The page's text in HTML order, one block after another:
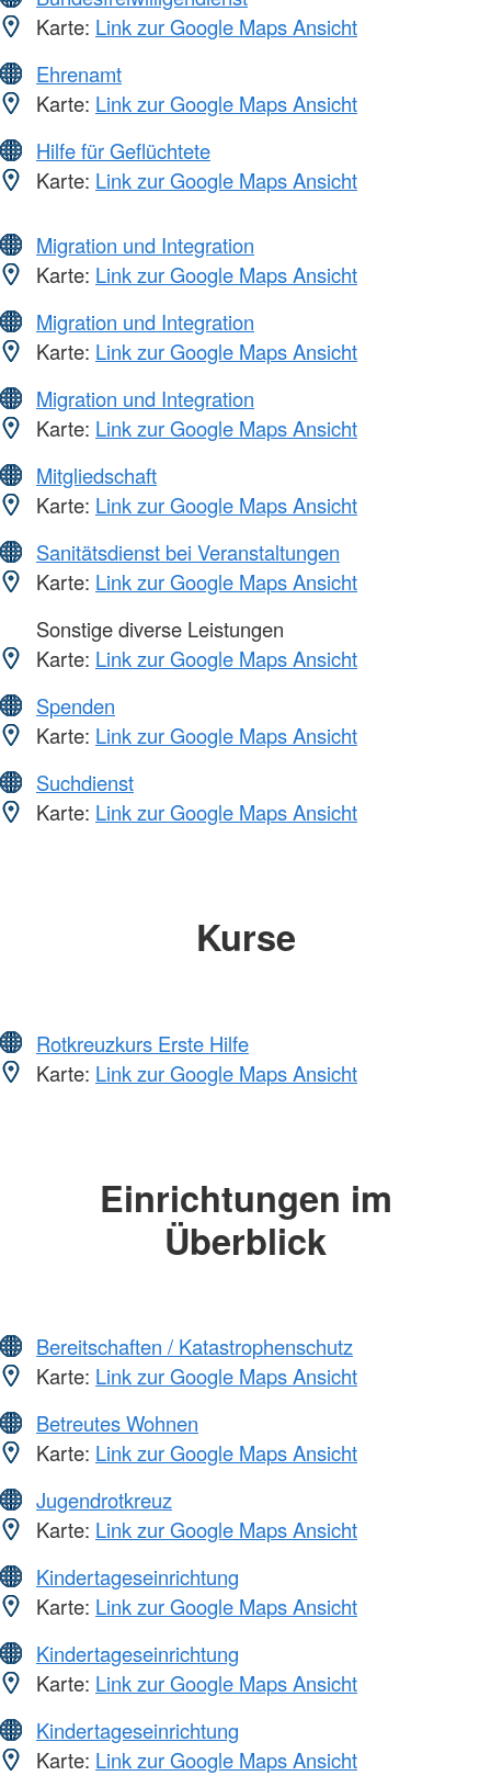
Karte: Link zur Google Maps Ansicht
Ehrenamt
Karte: Link zur Google Maps Ansicht
Hilfe für Geflüchtete
Karte: Link zur Google Maps Ansicht
Migration und Integration
Karte: Link zur Google Maps Ansicht
Migration und Integration
Karte: Link zur Google Maps Ansicht
Migration und Integration
Karte: Link zur Google Maps Ansicht
Mitgliedschaft
Karte: Link zur Google Maps Ansicht
Sanitätsdienst bei Veranstaltungen
Karte: Link zur Google Maps Ansicht
Sonstige diverse Leistungen
Karte: Link zur Google Maps Ansicht
Spenden
Karte: Link zur Google Maps Ansicht
Suchdienst
Karte: Link zur Google Maps Ansicht
Kurse
Rotkreuzkurs Erste Hilfe
Karte: Link zur Google Maps Ansicht
Einrichtungen im
Überblick
Bereitschaften / Katastrophenschutz
Karte: Link zur Google Maps Ansicht
Betreutes Wohnen
Karte: Link zur Google Maps Ansicht
Jugendrotkreuz
Karte: Link zur Google Maps Ansicht
Kindertageseinrichtung
Karte: Link zur Google Maps Ansicht
Kindertageseinrichtung
Karte: Link zur Google Maps Ansicht
Kindertageseinrichtung
Karte: Link zur Google Maps Ansicht